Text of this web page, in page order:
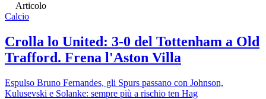
Articolo
Calcio
Crolla lo United: 3-0 del Tottenham a Old
Trafford. Frena l'Aston Villa
Espulso Bruno Fernandes, gli Spurs passano con Johnson,
Kulusevski e Solanke: sempre più a rischio ten Hag